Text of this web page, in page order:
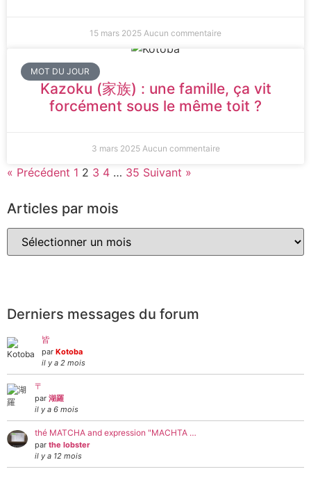
15 mars 2025 Aucun commentaire
MOT DU JOUR
Kazoku (家族) : une famille, ça vit
forcément sous le même toit ?
3 mars 2025 Aucun commentaire
« Précédent 1 2 3 4 … 35 Suivant »
Articles par mois
Derniers messages du forum
皆
par Kotoba
il y a 2 mois
〒
par 湖羅
il y a 6 mois
thé MATCHA and expression "MACHTA …
par the lobster
il y a 12 mois